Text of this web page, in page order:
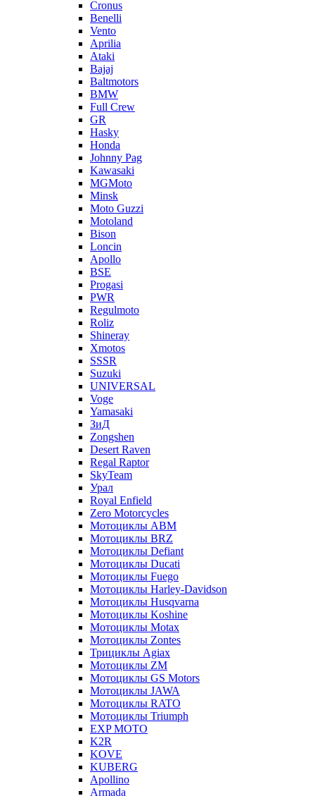
Cronus
Benelli
Vento
Aprilia
Ataki
Bajaj
Baltmotors
BMW
Full Crew
GR
Hasky
Honda
Johnny Pag
Kawasaki
MGMoto
Minsk
Moto Guzzi
Motoland
Bison
Loncin
Apollo
BSE
Progasi
PWR
Regulmoto
Roliz
Shineray
Xmotos
SSSR
Suzuki
UNIVERSAL
Voge
Yamasaki
ЗиД
Zongshen
Desert Raven
Regal Raptor
SkyTeam
Урал
Royal Enfield
Zero Motorcycles
Мотоциклы ABM
Мотоциклы BRZ
Мотоциклы Defiant
Мотоциклы Ducati
Мотоциклы Fuego
Мотоциклы Harley-Davidson
Мотоциклы Husqvarna
Мотоциклы Koshine
Мотоциклы Motax
Мотоциклы Zontes
Трициклы Agiax
Мотоциклы ZM
Мотоциклы GS Motors
Мотоциклы JAWA
Мотоциклы RATO
Мотоциклы Triumph
EXP MOTO
K2R
KOVE
KUBERG
Apollino
Armada